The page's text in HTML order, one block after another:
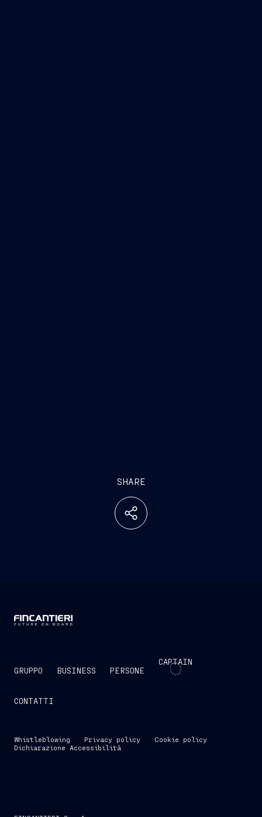
SHARE
GRUPPO BUSINESS PERSONE
CAPTAIN
CONTATTI
Whistleblowing Privacy policy
Cookie policy
Dichiarazione Accessibilità